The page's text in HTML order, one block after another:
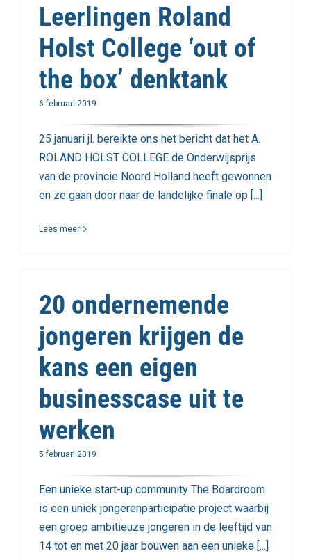
Leerlingen Roland
Holst College ‘out of
the box’ denktank
6 februari 2019
25 januari jl. bereikte ons het bericht dat het A.
ROLAND HOLST COLLEGE de Onderwijsprijs
van de provincie Noord Holland heeft gewonnen
en ze gaan door naar de landelijke finale op [...]
Lees meer
20 ondernemende
jongeren krijgen de
kans een eigen
businesscase uit te
werken
5 februari 2019
Een unieke start-up community The Boardroom
is een uniek jongerenparticipatie project waarbij
een groep ambitieuze jongeren in de leeftijd van
14 tot en met 20 jaar bouwen aan een unieke [...]